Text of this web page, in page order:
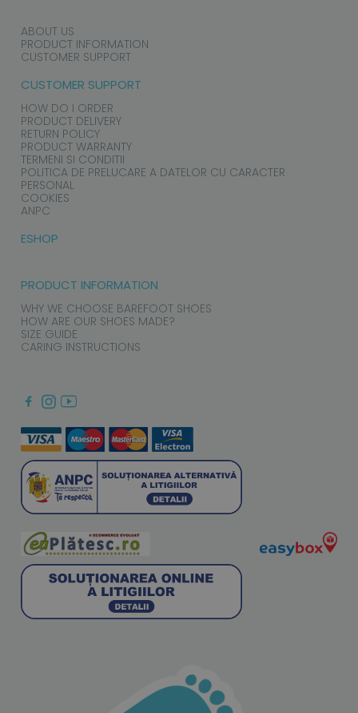
ABOUT US
PRODUCT INFORMATION
CUSTOMER SUPPORT
CUSTOMER SUPPORT
HOW DO I ORDER
PRODUCT DELIVERY
RETURN POLICY
PRODUCT WARRANTY
TERMENI SI CONDITII
POLITICA DE PRELUCARE A DATELOR CU CARACTER
PERSONAL
COOKIES
ANPC
ESHOP
PRODUCT INFORMATION
WHY WE CHOOSE BAREFOOT SHOES
HOW ARE OUR SHOES MADE?
SIZE GUIDE
CARING INSTRUCTIONS